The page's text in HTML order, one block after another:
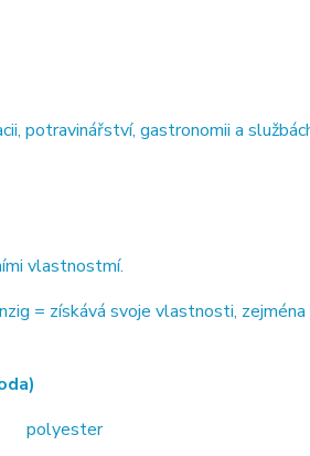
potravinářství, gastronomii a
vlastnostmí.
= získává svoje vlastnosti, zejména